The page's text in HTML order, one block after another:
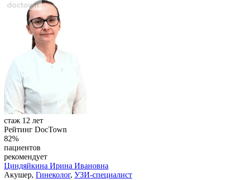
стаж 12 лет
Рейтинг DocTown
82%
пациентов
рекомендует
Циндяйкина Ирина Ивановна
Акушер, Гинеколог, УЗИ-специалист